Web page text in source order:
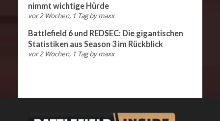
nimmt wichtige Hürde
vor 2 Wochen, 1 Tag bymaxx
Battlefield 6 und REDSEC: Die gigantischen
Statistiken aus Season 3 im Rückblick
vor 2 Wochen, 1 Tag bymaxx